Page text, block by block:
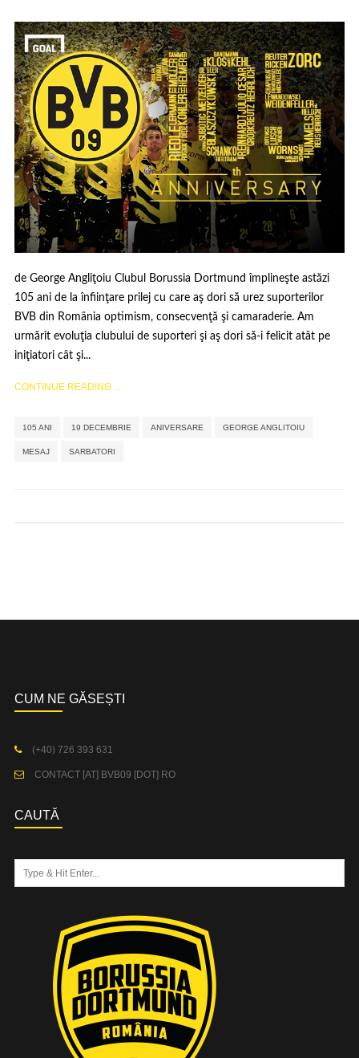
de George Angliţoiu Clubul Borussia Dortmund împlineşte astăzi
105 ani de la înfiinţare prilej cu care aş dori să urez suporterilor
BVB din România optimism, consecvenţă şi camaraderie. Am
urmărit evoluţia clubului de suporteri şi aş dori să-i felicit atât pe
iniţiatori cât şi...
CONTINUE READING ...
105 ANI 19 DECEMBRIE ANIVERSARE GEORGE ANGLITOIU
MESAJ SARBATORI
CUM NE GĂSEȘTI
(+40) 726 393 631
CONTACT [AT] BVB09 [DOT] RO
CAUTĂ